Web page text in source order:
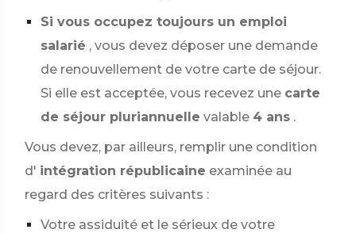
Si vous occupez toujours un emploi
salarié , vous devez déposer une demande
de renouvellement de votre carte de séjour.
Si elle est acceptée, vous recevez une carte
de séjour pluriannuelle valable 4 ans .
Vous devez, par ailleurs, remplir une condition
d' intégration républicaine examinée au
regard des critères suivants :
Votre assiduité et le sérieux de votre